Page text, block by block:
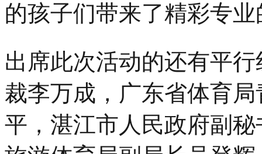
的孩子们带来了精彩专
出席此次活动的还有平
裁李万成，广东省体育
平，湛江市人民政府副